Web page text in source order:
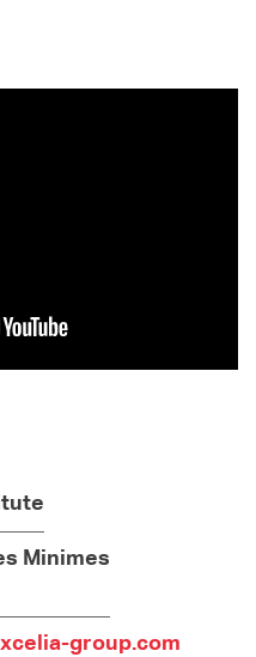
Minimes
group.com